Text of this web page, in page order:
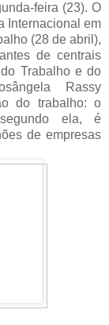
feira (23). O
Internacional em
(28 de abril),
de centrais
Trabalho e do
Rassy
do trabalho: o
ela, é
de empresas